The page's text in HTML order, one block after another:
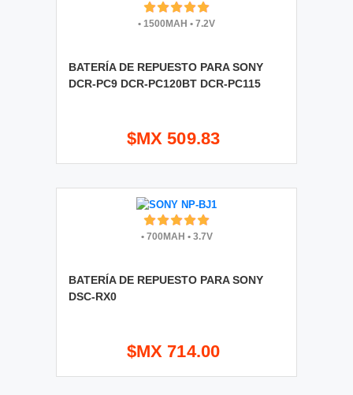
• 1500MAH • 7.2V
BATERÍA DE REPUESTO PARA SONY
DCR-PC9 DCR-PC120BT DCR-PC115
$MX 509.83
•700MAH •3.7V
BATERÍA DE REPUESTO PARA SONY
DSC-RX0
$MX 714.00